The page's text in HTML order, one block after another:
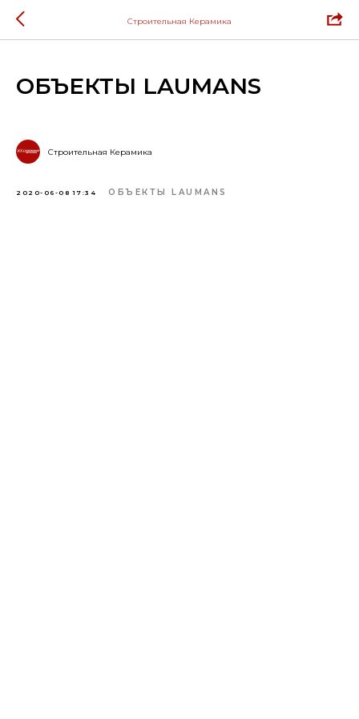
Строительная Керамика
ОБЪЕКТЫ LAUMANS
Строительная Керамика
2020-06-08 17:34 ОБЪЕКТЫ LAUMANS